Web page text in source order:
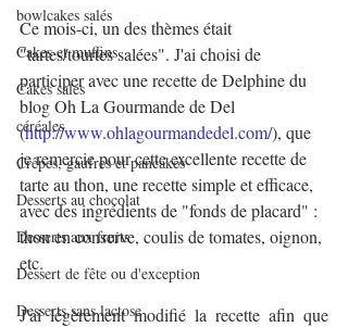
bowlcakes salés
Cakes et muffins
Cakes salés
céréales
Crêpes, gaufres et pancakes
Desserts au chocolat
Desserts aux fruits
Dessert de fête ou d'exception
Desserts sans lactose
Ce mois-ci, un des thèmes était
"tartes/tourtes salées". J'ai choisi de
participer avec une recette de Delphine du
blog Oh La Gourmande de Del
(http://www.ohlagourmandedel.com/), que
je remercie pour cette excellente recette de
tarte au thon, une recette simple et efficace,
avec des ingrédients de "fonds de placard" :
thon en conserve, coulis de tomates, oignon,
etc.
J'ai légèrement modifié la recette afin que